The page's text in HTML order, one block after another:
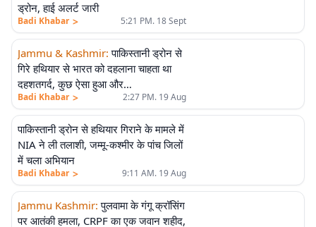
ड्रोन, हाई अलर्ट जारी
Badi Khabar > 5:21 PM. 18 Sept
Jammu & Kashmir: पाकिस्तानी ड्रोन से
गिरे हथियार से भारत को दहलाना चाहता था
दहशतगर्द, कुछ ऐसा हुआ और…
Badi Khabar > 2:27 PM. 19 Aug
पाकिस्तानी ड्रोन से हथियार गिराने के मामले में
NIA ने ली तलाशी, जम्मू-कश्मीर के पांच जिलों
में चला अभियान
Badi Khabar > 9:11 AM. 19 Aug
Jammu Kashmir: पुलवामा के गंगू क्रॉसिंग
पर आतंकी हमला, CRPF का एक जवान शहीद,